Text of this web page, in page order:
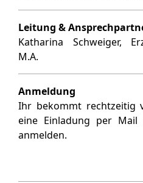
Leitung &
Katharina Schweiger,
M.A.
Anmeldung
Ihr bekommt rechtzeitig
eine Einladung per
anmelden.